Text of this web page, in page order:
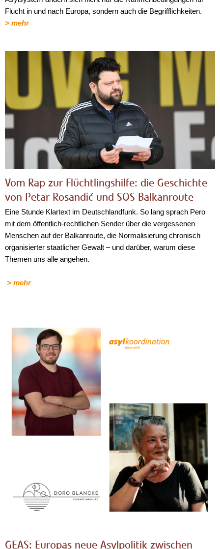
Flucht in und nach Europa, sondern auch die Begrifflichkeiten.
> mehr
Vom Rap zur Flüchtlingshilfe: die Geschichte
von Petar Rosandić und SOS Balkanroute
Eine Stunde Klartext im Deutschlandfunk. So lang sprach Pero
mit dem öffentlich-rechtlichen Sender über die vergessenen
Menschen auf der Balkanroute, die Normalisierung chronisch
organisierter staatlicher Gewalt – und darüber, warum diese
Themen uns alle angehen.
> mehr
GEAS: Europas neue Asylpolitik zwischen